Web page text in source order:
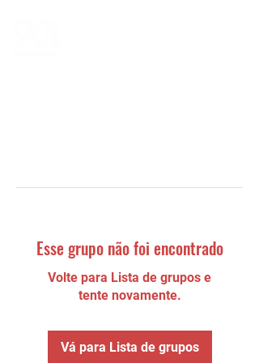
Esse grupo não foi encontrado
Volte para Lista de grupos e
tente novamente.
Vá para Lista de grupos